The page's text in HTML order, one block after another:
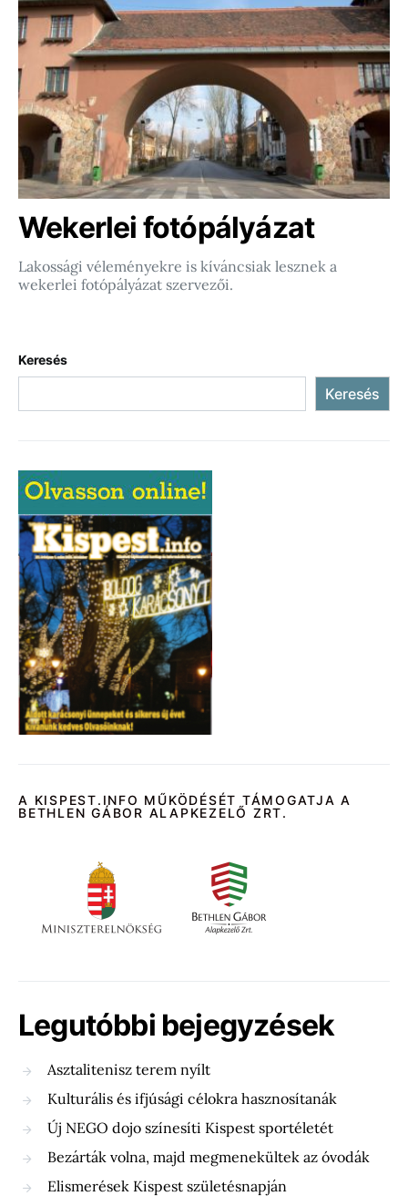
Wekerlei fotópályázat
Lakossági véleményekre is kíváncsiak lesznek a
wekerlei fotópályázat szervezői.
Keresés
Keresés
A KISPEST.INFO MŰKÖDÉSÉT TÁMOGATJA A
BETHLEN GÁBOR ALAPKEZELŐ ZRT.
Legutóbbi bejegyzések
Asztalitenisz terem nyílt
Kulturális és ifjúsági célokra hasznosítanák
Új NEGO dojo színesíti Kispest sportéletét
Bezárták volna, majd megmenekültek az óvodák
Elismerések Kispest születésnapján